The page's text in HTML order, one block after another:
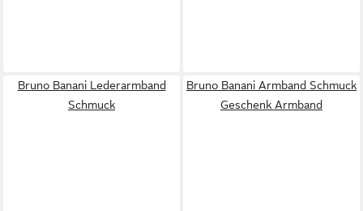
Bruno Banani Lederarmband
Schmuck
Bruno Banani Armband Schmuck
Geschenk Armband